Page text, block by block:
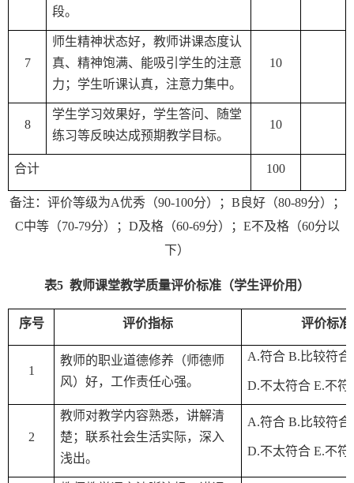
段。
7
师生精神状态好，教师讲课态度认
真、精神饱满、能吸引学生的注意
力；学生听课认真，注意力集中。
10
8
学生学习效果好，学生答问、随堂
练习等反映达成预期教学目标。
10
合计 100
备注：评价等级为A优秀（90-100分）； B 良好（80-89分）；
C中等（70-79分）； D及格（60-69分）； E不及格（60分以
下）
表5 教师课堂教学质量评价标准（学生评价用）
序号 评价指标 评价标准
1
教师的职业道德修养（师德师
风）好，工作责任心强。
A.符合 B. 比较符合
D.不太符合 E.不符
2
教师对教学内容熟悉，讲解清
楚；联系社会生活实际，深入
浅出。
A.符合 B. 比较符合
D.不太符合 E.不符